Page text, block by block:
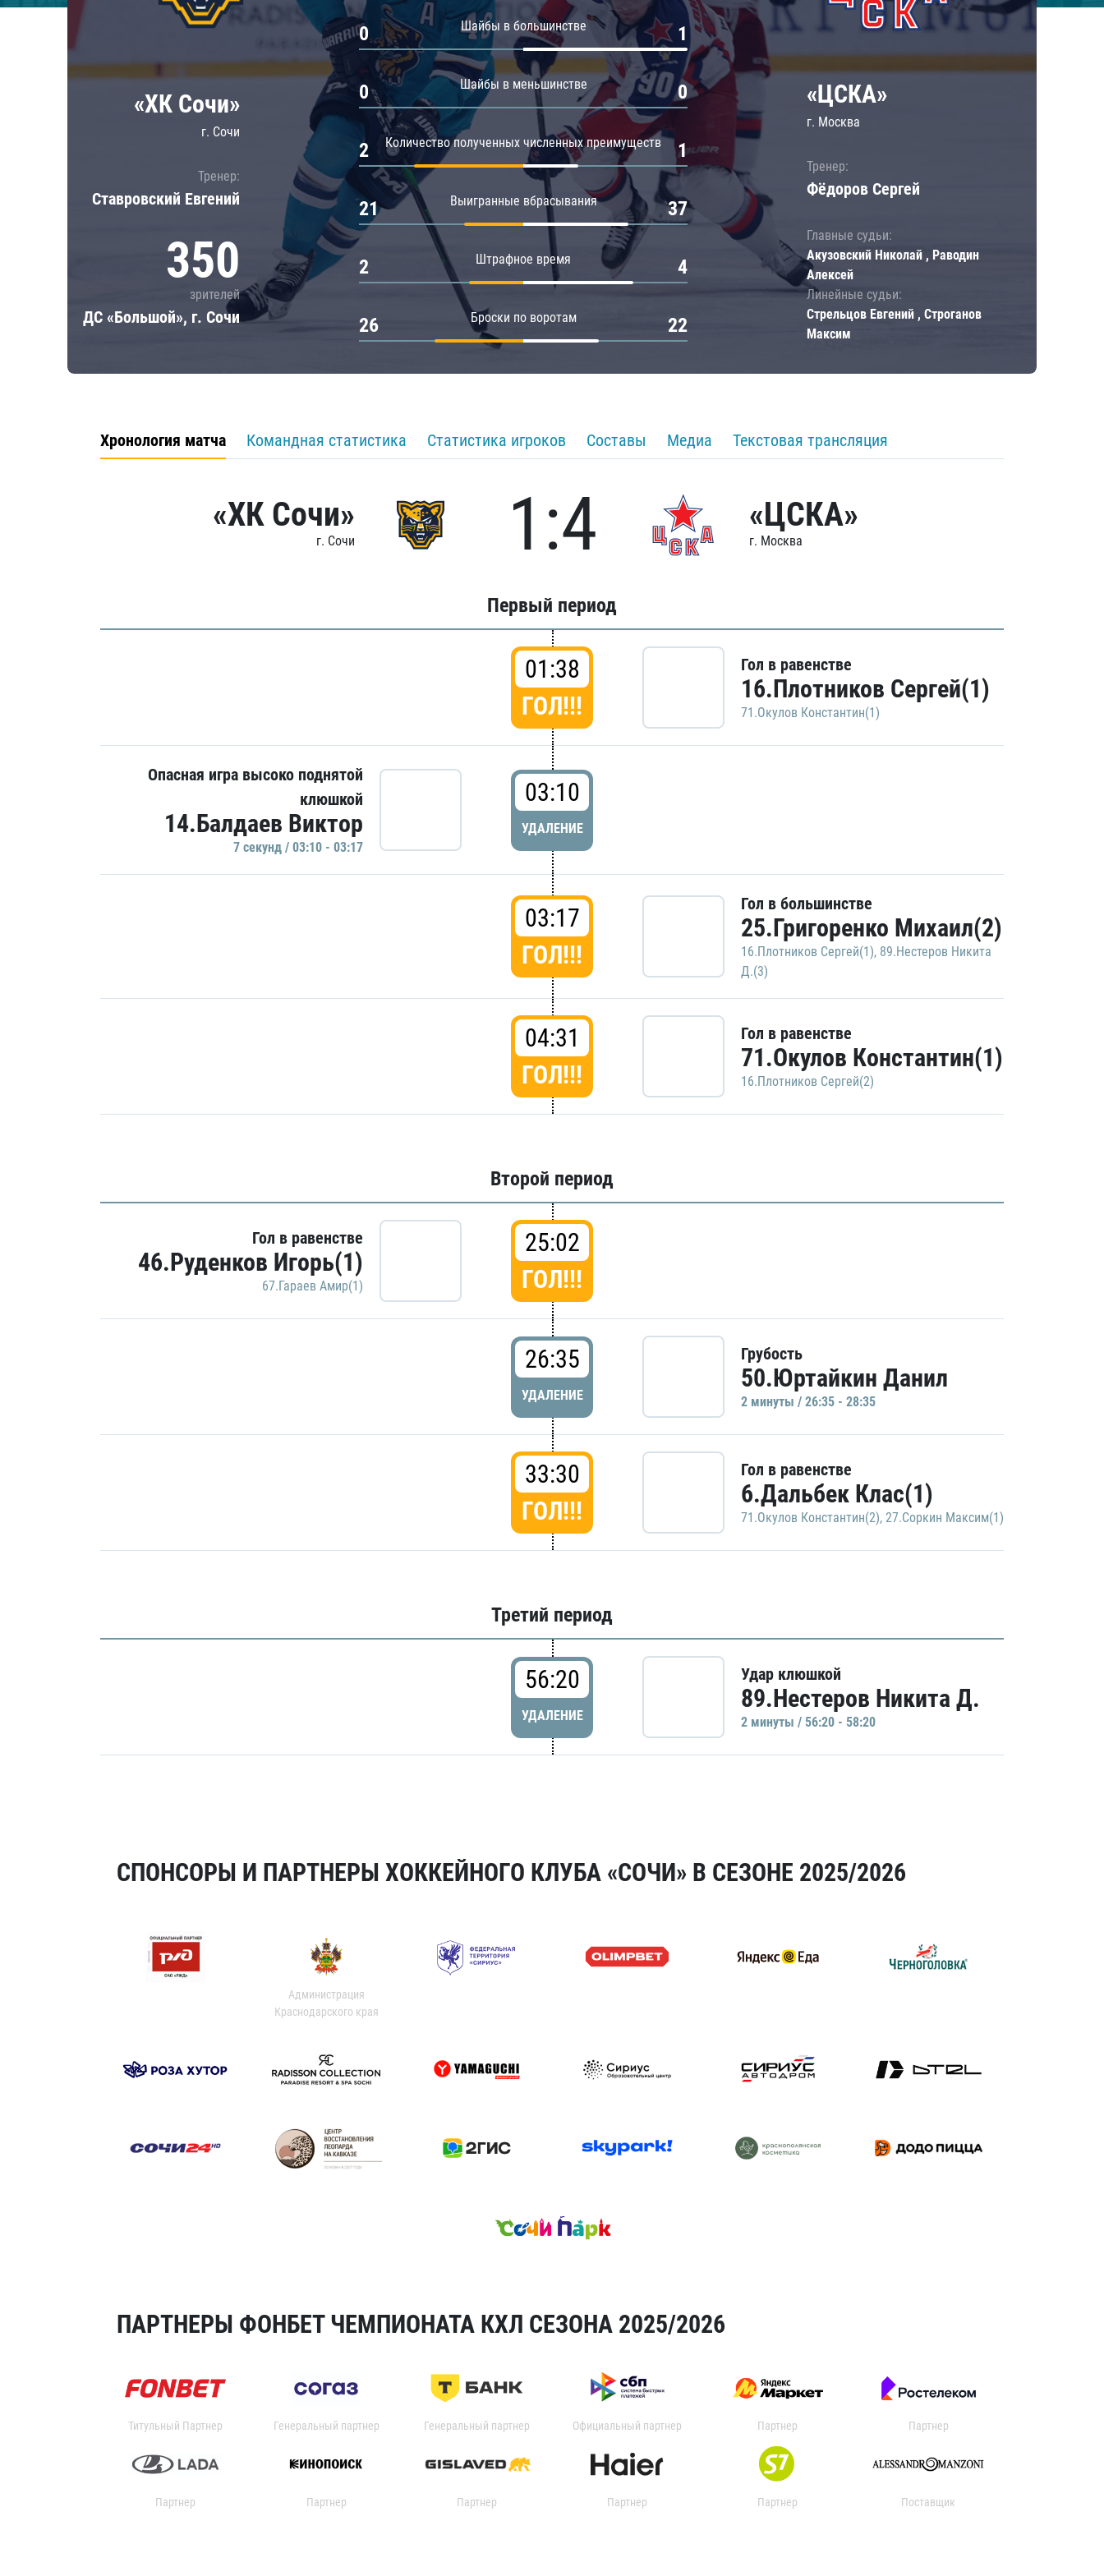
Локомотив
ЦСКА
Шанхайские Драконы
Амур
Барыс
Салават Юлаев
«ХК Сочи»
г. Сочи
Тренер:
Ставровский Евгений
350
зрителей
ДС «Большой», г. Сочи
Шайбы в большинстве
0 1
Шайбы в меньшинстве
0 0
Количество полученных численных преимуществ
2 1
Выигранные вбрасывания
21 37
Штрафное время
2 4
Броски по воротам
26 22
«ЦСКА»
г. Москва
Тренер:
Фёдоров Сергей
Главные судьи:
Акузовский Николай , Раводин
Алексей
Линейные судьи:
Стрельцов Евгений , Строганов
Максим
Хронология матча Командная статистика Статистика игроков Составы Медиа Текстовая трансляция
«ХК Сочи»
г. Сочи 1:4 «ЦСКА»
г. Москва
Первый период
01:38
ГОЛ!!!
Гол в равенстве
16.Плотников Сергей(1)
71.Окулов Константин(1)
Опасная игра высоко поднятой
клюшкой
14.Балдаев Виктор
7 секунд / 03:10 - 03:17
03:10
УДАЛЕНИЕ
03:17
ГОЛ!!!
Гол в большинстве
25.Григоренко Михаил(2)
16.Плотников Сергей(1), 89.Нестеров Никита
Д.(3)
04:31
ГОЛ!!!
Гол в равенстве
71.Окулов Константин(1)
16.Плотников Сергей(2)
Второй период
Гол в равенстве
46.Руденков Игорь(1)
67.Гараев Амир(1)
25:02
ГОЛ!!!
26:35
УДАЛЕНИЕ
Грубость
50.Юртайкин Данил
2 минуты / 26:35 - 28:35
33:30
ГОЛ!!!
Гол в равенстве
6.Дальбек Клас(1)
71.Окулов Константин(2), 27.Соркин Максим(1)
Третий период
56:20
УДАЛЕНИЕ
Удар клюшкой
89.Нестеров Никита Д.
2 минуты / 56:20 - 58:20
СПОНСОРЫ И ПАРТНЕРЫ ХОККЕЙНОГО КЛУБА «СОЧИ» В СЕЗОНЕ 2025/2026
Администрация
Краснодарского края
ПАРТНЕРЫ ФОНБЕТ ЧЕМПИОНАТА КХЛ СЕЗОНА 2025/2026
Титульный Партнер Генеральный партнер Генеральный партнер Официальный партнер Партнер Партнер
Партнер Партнер Партнер Партнер Партнер Поставщик